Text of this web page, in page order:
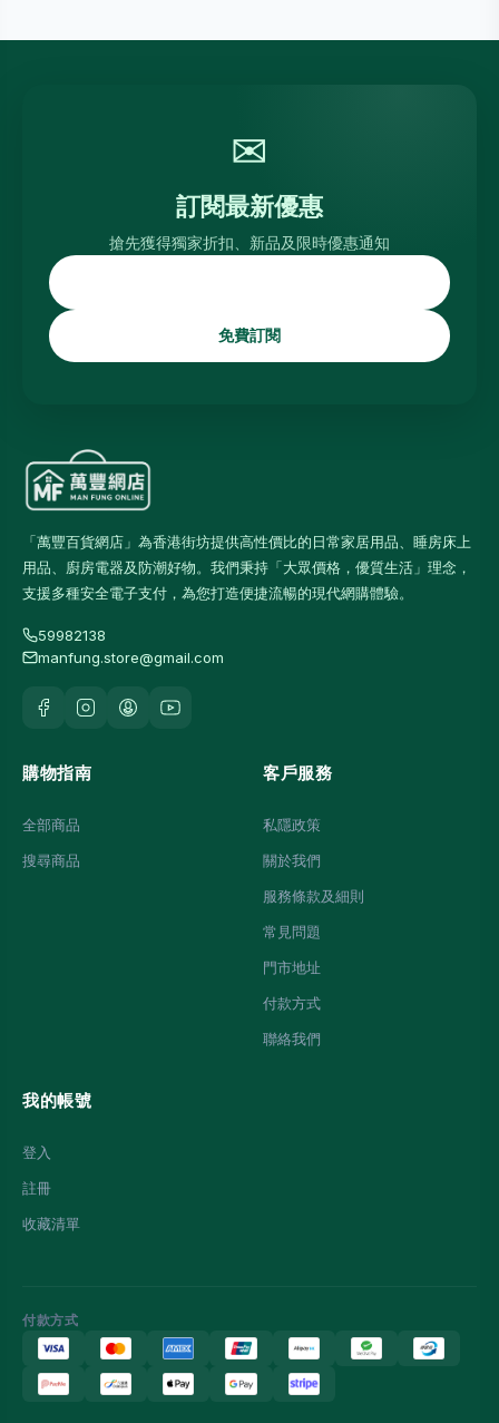
✉
訂閱最新優惠
搶先獲得獨家折扣、新品及限時優惠通知
免費訂閱
「萬豐百貨網店」為香港街坊提供高性價比的日常家居用品、睡房床上
用品、廚房電器及防潮好物。我們秉持「大眾價格，優質生活」理念，
支援多種安全電子支付，為您打造便捷流暢的現代網購體驗。
59982138
manfung.store@gmail.com
購物指南
全部商品
搜尋商品
客戶服務
私隱政策
關於我們
服務條款及細則
常見問題
門市地址
付款方式
聯絡我們
我的帳號
登入
註冊
收藏清單
付款方式